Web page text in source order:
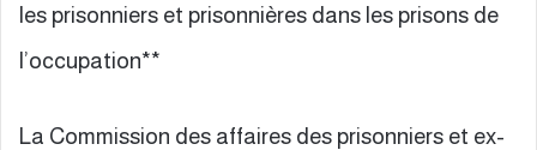
les prisonniers et prisonnières dans les prisons de
l’occupation**
La Commission des affaires des prisonniers et ex-